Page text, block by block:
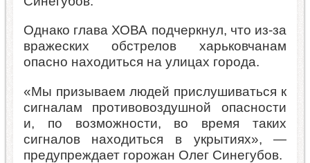
Однако глава ХОВА подчеркнул, что из-за
вражеских обстрелов харьковчанам
опасно находиться на улицах города.
«Мы призываем людей прислушиваться к
сигналам противовоздушной опасности
и, по возможности, во время таких
сигналов находиться в укрытиях», —
предупреждает горожан Олег Синегубов.